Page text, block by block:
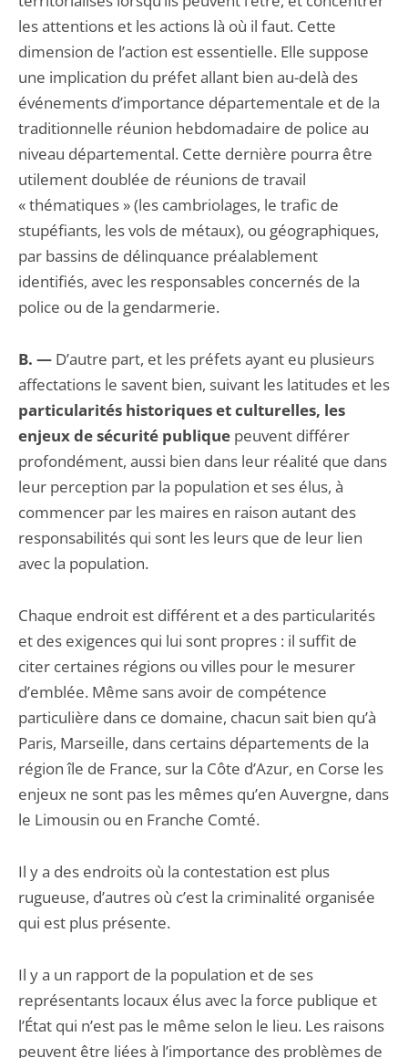
les attentions et les actions là où il faut. Cette
dimension de l’action est essentielle. Elle suppose
une implication du préfet allant bien au-delà des
événe­ments d’importance départementale et de la
traditionnelle réunion hebdomadaire de police au
niveau départemental. Cette dernière pourra être
utilement doublée de réunions de travail
« thématiques » (les cambriolages, le trafic de
stupéfiants, les vols de métaux), ou géogra­phiques,
par bassins de délinquance préalablement
identifiés, avec les responsables concernés de la
police ou de la gendarmerie.
B. — D’autre part, et les préfets ayant eu plusieurs
affectations le savent bien, suivant les latitudes et les
particularités historiques et culturelles, les
enjeux de sécurité publique peu­vent différer
profondément, aussi bien dans leur réalité que dans
leur perception par la popula­tion et ses élus, à
commencer par les maires en raison autant des
responsabilités qui sont les leurs que de leur lien
avec la population.
Chaque endroit est différent et a des particularités
et des exigences qui lui sont propres : il suffit de
citer certaines régions ou villes pour le mesurer
d’emblée. Même sans avoir de compétence
particulière dans ce domaine, chacun sait bien qu’à
Paris, Marseille, dans certains départements de la
région île de France, sur la Côte d’Azur, en Corse les
enjeux ne sont pas les mêmes qu’en Auvergne, dans
le Limousin ou en Franche Comté.
Il y a des endroits où la contestation est plus
rugueuse, d’autres où c’est la criminalité organisée
qui est plus présente.
Il y a un rapport de la population et de ses
représentants locaux élus avec la force publique et
l’État qui n’est pas le même selon le lieu. Les raisons
peuvent être liées à l’importance des problèmes de